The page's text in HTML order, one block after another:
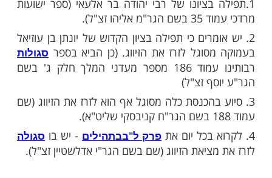
עוד תוכן חדש ומפתיע! התחברו לכל
שלנו בתהיליםבלחיצה כאן >>>​
את הסגולות הבאות שיכולות לזרז את מציאת
בציונו של רבי יהודה בר אלעאי (ספר ישועות
זצ"ל).